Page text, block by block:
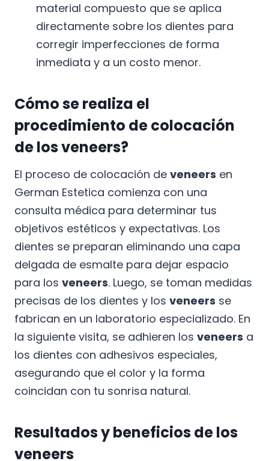
material compuesto que se aplica
directamente sobre los dientes para
corregir imperfecciones de forma
inmediata y a un costo menor.
Cómo se realiza el
procedimiento de colocación
de los veneers?
El proceso de colocación de veneers en
German Estetica comienza con una
consulta médica para determinar tus
objetivos estéticos y expectativas. Los
dientes se preparan eliminando una capa
delgada de esmalte para dejar espacio
para los veneers. Luego, se toman medidas
precisas de los dientes y los veneers se
fabrican en un laboratorio especializado. En
la siguiente visita, se adhieren los veneers a
los dientes con adhesivos especiales,
asegurando que el color y la forma
coincidan con tu sonrisa natural.
Resultados y beneficios de los
veneers